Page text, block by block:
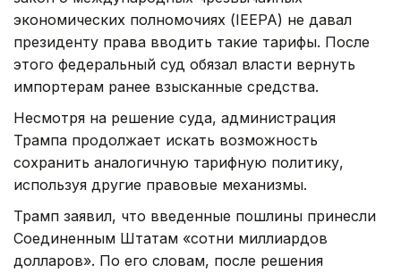
экономических полномочиях (IEEPA) не давал
президенту права вводить такие тарифы. После
этого федеральный суд обязал власти вернуть
импортерам ранее взысканные средства.
Несмотря на решение суда, администрация
Трампа продолжает искать возможность
сохранить аналогичную тарифную политику,
используя другие правовые механизмы.
Трамп заявил, что введенные пошлины принесли
Соединенным Штатам «сотни миллиардов
долларов». По его словам, после решения